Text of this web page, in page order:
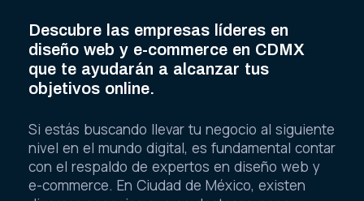
Descubre las empresas líderes en
diseño web y e-commerce en CDMX
que te ayudarán a alcanzar tus
objetivos online.
Si estás buscando llevar tu negocio al siguiente
nivel en el mundo digital, es fundamental contar
con el respaldo de expertos en diseño web y
e-commerce. En Ciudad de México, existen